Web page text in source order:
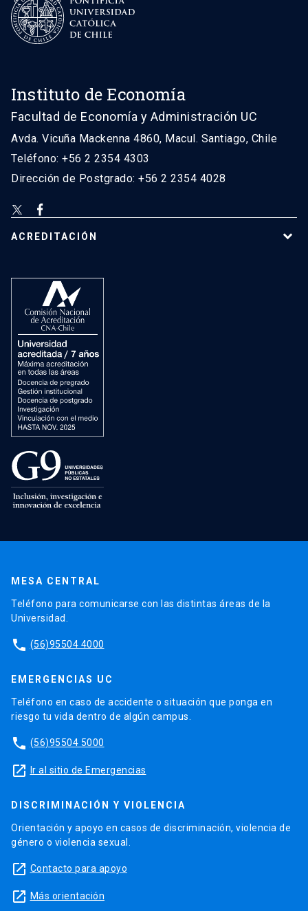
Instituto de Economía
Facultad de Economía y Administración UC
Avda. Vicuña Mackenna 4860, Macul. Santiago, Chile
Teléfono: +56 2 2354 4303
Dirección de Postgrado: +56 2 2354 4028
ACREDITACIÓN
MESA CENTRAL
Teléfono para comunicarse con las distintas áreas de la
Universidad.
phone (56)95504 4000
EMERGENCIAS UC
Teléfono en caso de accidente o situación que ponga en
riesgo tu vida dentro de algún campus.
phone (56)95504 5000
launch Ir al sitio de Emergencias
DISCRIMINACIÓN Y VIOLENCIA
Orientación y apoyo en casos de discriminación, violencia de
género o violencia sexual.
launch Contacto para apoyo
launch Más orientación